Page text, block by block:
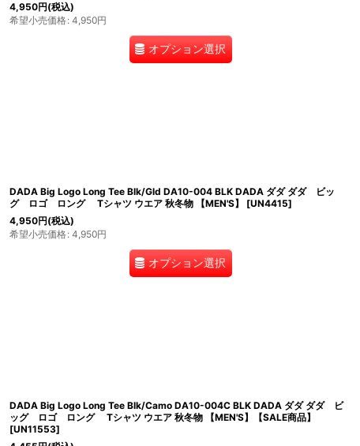
4,950円(税込)
希望小売価格: 4,950円
オプション選択
DADA Big Logo Long Tee Blk/Gld DA10-004 BLK DADA ダダ ダダ ビッ
グ ロゴ ロング Tシャツ ウエア 秋冬物 【MEN'S】
[UN4415]
4,950円(税込)
希望小売価格: 4,950円
オプション選択
DADA Big Logo Long Tee Blk/Camo DA10-004C BLK DADA ダダ ダダ ビ
ッグ ロゴ ロング Tシャツ ウエア 秋冬物 【MEN'S】【SALE商品】
[UN11553]